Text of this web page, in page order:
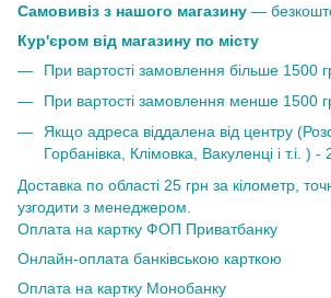
Самовивіз з нашого магазину —
Кур'єром від магазину по місту
При вартості замовлення більше 1500
При вартості замовлення менше 1500
Якщо адреса віддалена від центру
Горбанівка, Клімовка, Вакуленці і т.і. ) -
Доставка по області 25 грн за кілометр,
узгодити з менеджером.
Оплата на картку ФОП Приватбанку
Онлайн-оплата банківською карткою
Оплата на картку Монобанку